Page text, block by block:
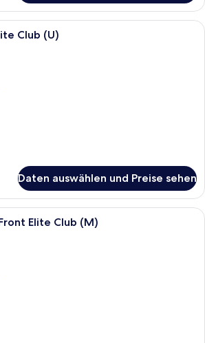
Ein Hotelzimmer mit einem großen
Club (U)
Daten auswählen und Preise sehen
Ein Bett mit gemustertem Überwurf,
Elite Club (M)